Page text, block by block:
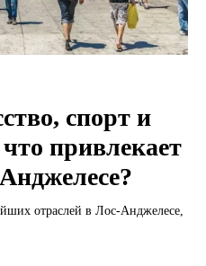
спорт и
привлекает
отраслей в Лос-Анджелесе,